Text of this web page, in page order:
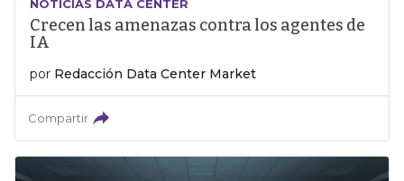
NOTICIAS DATA CENTER
Crecen las amenazas contra los agentes de
IA
por Redacción Data Center Market
Compartir